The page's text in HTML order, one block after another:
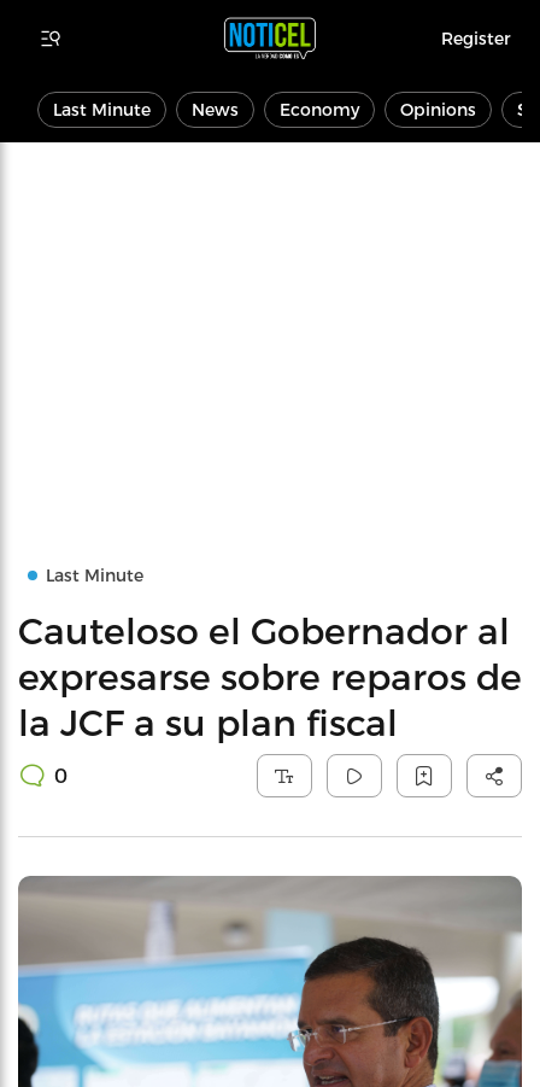
Register
Last Minute News Economy Opinions
Last Minute
Cauteloso el Gobernador al
expresarse sobre reparos de
la JCF a su plan fiscal
0